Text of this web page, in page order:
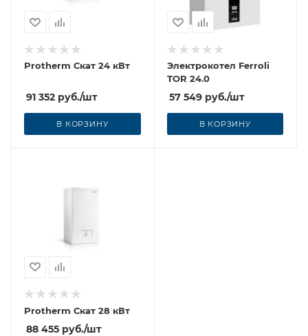
Protherm Скат 24 кВт
91 352 руб./шт
В КОРЗИНУ
Электрокотел Ferroli
TOR 24.0
57 549руб./шт
В КОРЗИНУ
Protherm Скат 28 кВт
88 455 руб./шт